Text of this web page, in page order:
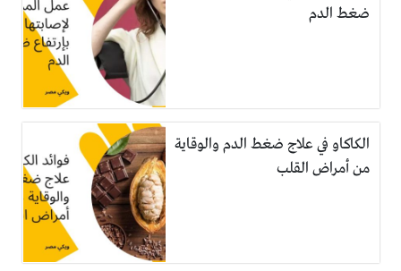
ضغط الدم
الكاكاو في علاج ضغط الدم والوقاية
من أمراض القلب